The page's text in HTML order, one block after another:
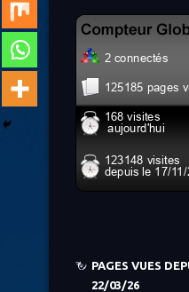
PAGES VUES
22/03/26